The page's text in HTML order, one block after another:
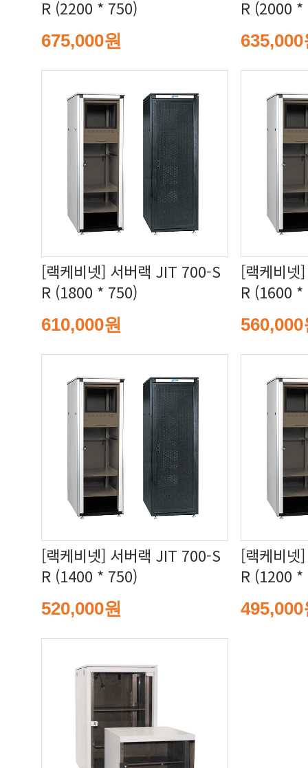
R (2200 * 750)
675,000원
R (2000
635,000
R (1800 * 750)
610,000원
R (1600
560,000
R (1400 * 750)
520,000원
R (1200
495,000